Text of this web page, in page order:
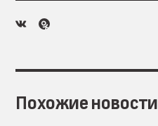
Похожие новости